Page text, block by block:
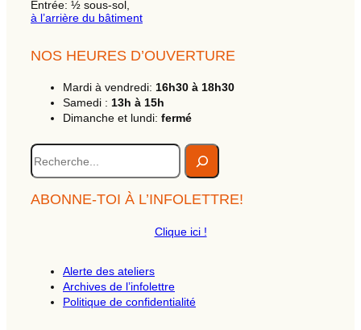
Entrée: ½ sous-sol,
à l’arrière du bâtiment
NOS HEURES D’OUVERTURE
Mardi à vendredi: 16h30 à 18h30
Samedi : 13h à 15h
Dimanche et lundi: fermé
R
e
c
h
ABONNE-TOI À L’INFOLETTRE!
Clique ici !
Alerte des ateliers
Archives de l’infolettre
Politique de confidentialité